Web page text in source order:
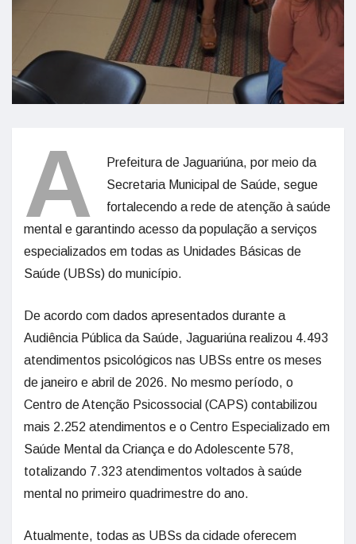
A
Prefeitura de Jaguariúna, por meio da
Secretaria Municipal de Saúde, segue
fortalecendo a rede de atenção à saúde
mental e garantindo acesso da população a serviços
especializados em todas as Unidades Básicas de
Saúde (UBSs) do município.
De acordo com dados apresentados durante a
Audiência Pública da Saúde, Jaguariúna realizou 4.493
atendimentos psicológicos nas UBSs entre os meses
de janeiro e abril de 2026. No mesmo período, o
Centro de Atenção Psicossocial (CAPS) contabilizou
mais 2.252 atendimentos e o Centro Especializado em
Saúde Mental da Criança e do Adolescente 578,
totalizando 7.323 atendimentos voltados à saúde
mental no primeiro quadrimestre do ano.
Atualmente, todas as UBSs da cidade oferecem